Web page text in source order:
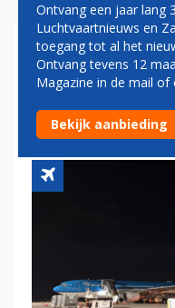
KLM
IN
OP
Ontvang een jaar lang
Luchtvaartnieuws en
toegang tot al het
Ontvang tevens 12
Magazine in de mail of
Bekijk aanbieding